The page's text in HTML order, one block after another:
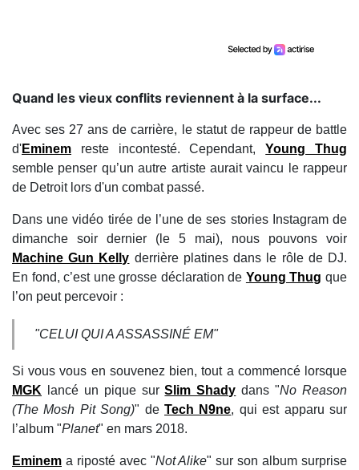
Quand les vieux conflits reviennent à la surface...
Avec ses 27 ans de carrière, le statut de rappeur de battle
d'Eminem reste incontesté. Cependant,Young Thug
semble penser qu’un autre artiste aurait vaincu le rappeur
de Detroit lors d'un combat passé.
Dans une vidéo tirée de l’une de ses stories Instagram de
dimanche soir dernier (le 5 mai), nous pouvons voir
Machine Gun Kelly derrière platines dans le rôle de DJ.
En fond, c’est une grosse déclaration de Young Thug que
l’on peut percevoir :
"CELUI QUI A ASSASSINÉ EM"
Si vous vous en souvenez bien, tout a commencé lorsque
MGK lancé un pique surSlim Shady dans "No Reason
(The Mosh Pit Song)" deTech N9ne, qui est apparu sur
l’album "Planet" en mars 2018.
Eminem a riposté avec "Not Alike" sur son album surprise